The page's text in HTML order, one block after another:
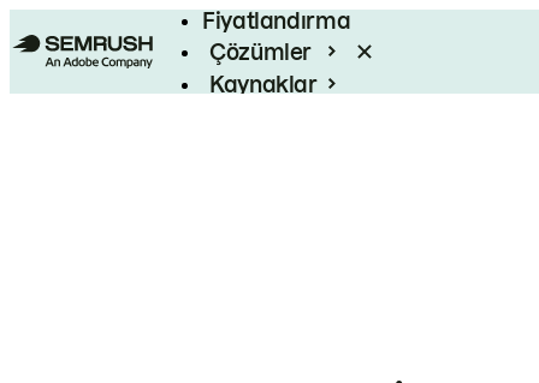
Fiyatlandırma
Çözümler
Kaynaklar